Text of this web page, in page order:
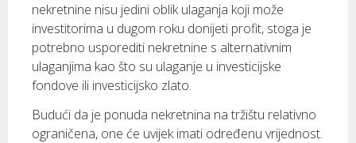
nekretnine nisu jedini oblik ulaganja koji može
investitorima u dugom roku donijeti profit, stoga je
potrebno usporediti nekretnine s alternativnim
ulaganjima kao što su ulaganje u investicijske
fondove ili investicijsko zlato.
Budući da je ponuda nekretnina na tržištu relativno
ograničena, one će uvijek imati određenu vrijednost.